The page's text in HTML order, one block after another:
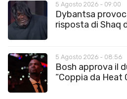
5 Agosto 2026 - 09:00
Dybantsa
risposta di Shaq
5 Agosto 2026 - 08:56
Bosh approva il
“Coppia da Heat